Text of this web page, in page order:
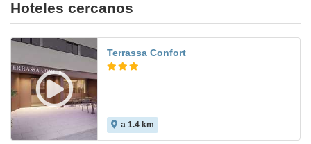
Hoteles cercanos
Terrassa Confort
a 1.4 km